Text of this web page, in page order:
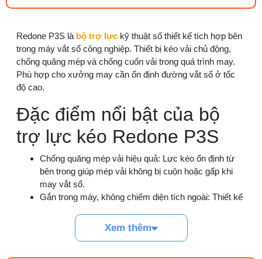
Redone P3S là bộ trợ lực kỹ thuật số thiết kế tích hợp bên
trong máy vắt sổ công nghiệp. Thiết bị kéo vải chủ động,
chống quăng mép và chống cuốn vải trong quá trình may.
Phù hợp cho xưởng may cần ổn định đường vắt sổ ở tốc
độ cao.
Đặc điểm nổi bật của bộ
trợ lực kéo Redone P3S
Chống quăng mép vải hiệu quả: Lực kéo ổn định từ
bên trong giúp mép vải không bị cuộn hoặc gấp khi
may vắt sổ.
Gắn trong máy, không chiếm diện tích ngoài: Thiết kế
Đồng bộ tốc độ theo máy vắt sổ: Tự điều chỉnh theo
Xem thêm
Tổng hợp 6 loại kéo cắt vải ngành may
đáng mua
25/07/2026 09:30 AM
21/07/2026 09:08 AM
Cách vệ sinh máy cắt nhiệt dây đai an toàn,
08/08/2026 08:58 AM
Quy trình kiểm vải đầu vào và cách tính
điểm lỗi chuẩn
05/08/2026 10:52 AM